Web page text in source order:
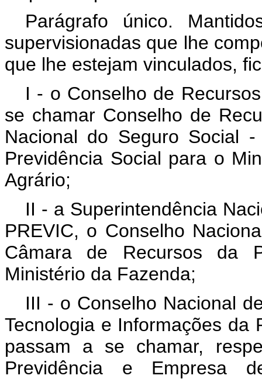
Parágrafo único.
supervisionadas que lhe
que lhe estejam vinculados,
I - o Conselho de
se chamar Conselho de
Nacional do Seguro Social
Previdência Social para o
Agrário;
II - a Superintendência
PREVIC, o Conselho
Câmara de Recursos da
Ministério da Fazenda;
III - o Conselho Nacional
Tecnologia e Informações da
passam a se chamar,
Previdência e Empresa